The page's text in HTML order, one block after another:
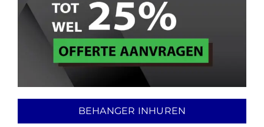
BEHANGER INHUREN